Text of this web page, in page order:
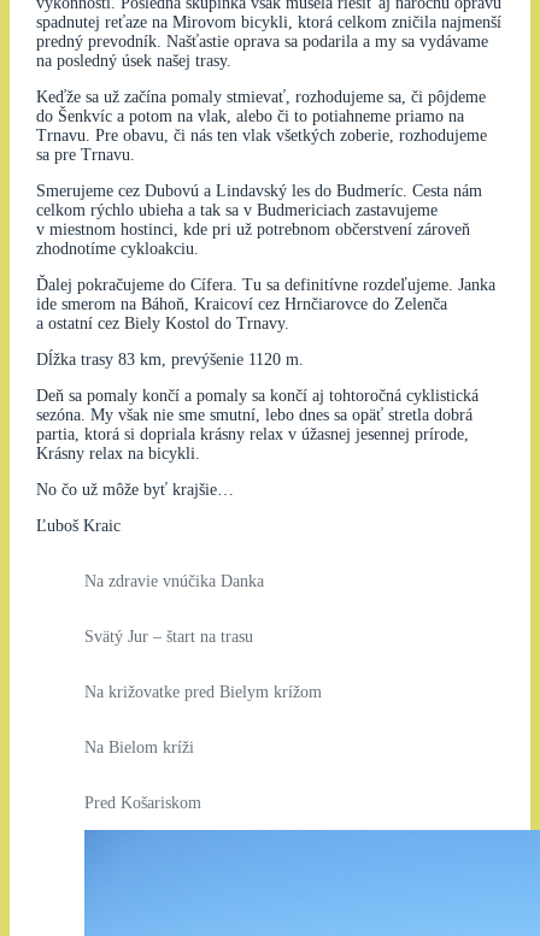
spadnutej reťaze na Mirovom bicykli, ktorá celkom zničila najmenší
predný prevodník. Našťastie oprava sa podarila a my sa vydávame
na posledný úsek našej trasy.
Keďže sa už začína pomaly stmievať, rozhodujeme sa, či pôjdeme
do Šenkvíc a potom na vlak, alebo či to potiahneme priamo na
Trnavu. Pre obavu, či nás ten vlak všetkých zoberie, rozhodujeme
sa pre Trnavu.
Smerujeme cez Dubovú a Lindavský les do Budmeríc. Cesta nám
celkom rýchlo ubieha a tak sa v Budmericiach zastavujeme
v miestnom hostinci, kde pri už potrebnom občerstvení zároveň
zhodnotíme cykloakciu.
Ďalej pokračujeme do Cífera. Tu sa definitívne rozdeľujeme. Janka
ide smerom na Báhoň, Kraicoví cez Hrnčiarovce do Zelenča
a ostatní cez Biely Kostol do Trnavy.
Dĺžka trasy 83 km, prevýšenie 1120 m.
Deň sa pomaly končí a pomaly sa končí aj tohtoročná cyklistická
sezóna. My však nie sme smutní, lebo dnes sa opäť stretla dobrá
partia, ktorá si dopriala krásny relax v úžasnej jesennej prírode,
Krásny relax na bicykli.
No čo už môže byť krajšie…
Ľuboš Kraic
Na zdravie vnúčika Danka
Svätý Jur – štart na trasu
Na križovatke pred Bielym krížom
Na Bielom kríži
Pred Košariskom